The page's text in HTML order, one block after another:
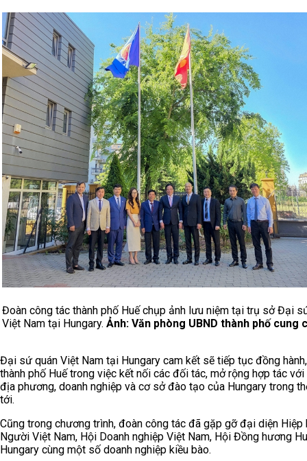
Đoàn công tác thành phố Huế chụp ảnh lưu niệm tại trụ sở Đại
Việt Nam tại Hungary. Ảnh: Văn phòng UBND thành phố cung
Đại sứ quán Việt Nam tại Hungary cam kết sẽ tiếp tục đồng
thành phố Huế trong việc kết nối các đối tác, mở rộng hợp tác với
địa phương, doanh nghiệp và cơ sở đào tạo của Hungary trong
tới.
Cũng trong chương trình, đoàn công tác đã gặp gỡ đại diện Hiệp
Người Việt Nam, Hội Doanh nghiệp Việt Nam, Hội Đồng hương
Hungary cùng một số doanh nghiệp kiều bào.